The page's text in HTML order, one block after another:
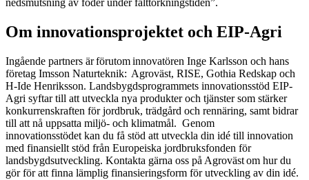
nedsmutsning av foder under fälttorkningstiden”.
Om innovationsprojektet och EIP-Agri
Ingående partners är förutom innovatören Inge Karlsson och hans
företag Imsson Naturteknik: Agroväst, RISE, Gothia Redskap och
H-Ide Henriksson. Landsbygdsprogrammets innovationsstöd EIP-
Agri syftar till att utveckla nya produkter och tjänster som stärker
konkurrenskraften för jordbruk, trädgård och rennäring, samt bidrar
till att nå uppsatta miljö- och klimatmål. Genom
innovationsstödet kan du få stöd att utveckla din idé till innovation
med finansiellt stöd från Europeiska jordbruksfonden för
landsbygdsutveckling. Kontakta gärna oss på Agroväst om hur du
gör för att finna lämplig finansieringsform för utveckling av din idé.